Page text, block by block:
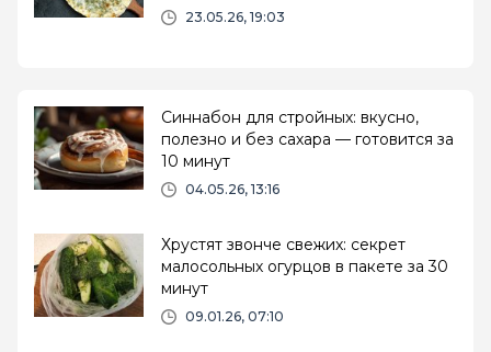
23.05.26, 19:03
Синнабон для стройных: вкусно,
полезно и без сахара — готовится за
10 минут
04.05.26, 13:16
Хрустят звонче свежих: секрет
малосольных огурцов в пакете за 30
минут
09.01.26, 07:10